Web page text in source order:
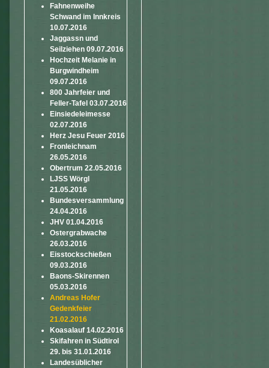
Fahnenweihe
Schwand im Innkreis
10.07.2016
Jaggassn und
Seilziehen 09.07.2016
Hochzeit Melanie in
Burgwindheim
09.07.2016
800 Jahrfeier und
Feller-Tafel 03.07.2016
Einsiedeleimesse
02.07.2016
Herz Jesu Feuer 2016
Fronleichnam
26.05.2016
Obertrum 22.05.2016
LJSS Wörgl
21.05.2016
Bundesversammlung
24.04.2016
JHV 01.04.2016
Ostergrabwache
26.03.2016
Eisstockschießen
09.03.2016
Baons-Skirennen
05.03.2016
Andreas Hofer
Gedenkfeier
21.02.2016
Koasalauf 14.02.2016
Skifahren in Südtirol
29. bis 31.01.2016
Landesüblicher